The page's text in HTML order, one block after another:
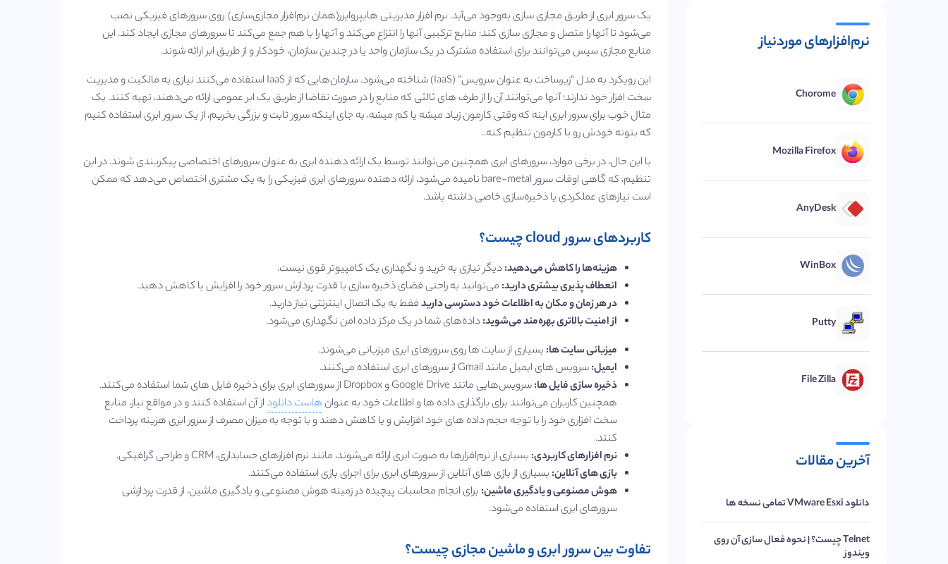
نرم‌افزارهای موردنیاز
Chorome
Mozilla Firefox
AnyDesk
WinBox
Putty
File Zilla
آخرین مقالات
دانلود VMware Esxi تمامی نسخه ها
Telnet چیست؟ | نحوه فعال سازی آن روی
ویندوز
یک سرور ابری از طریق مجازی‌ سازی به‌وجود می‌آید. نرم‌ افزار مدیریتی هایپروایزر(همان نرم‌افزار مجازی‌سازی) روی سرورهای فیزیکی نصب
می‌شود تا آنها را متصل و مجازی‌ سازی کند: منابع ترکیبی آنها را انتزاع می‌کند و آنها را با هم جمع می‌کند تا سرورهای مجازی ایجاد کند. این
منابع مجازی سپس می‌توانند برای استفاده مشترک در یک سازمان واحد یا در چندین سازمان، خودکار و از طریق ابر ارائه شوند.
این رویکرد به مدل “زیرساخت به عنوان سرویس” (IaaS) شناخته می‌شود. سازمان‌هایی که از IaaS استفاده می‌کنند نیازی به مالکیت و مدیریت
سخت‌ افزار خود ندارند؛ آنها می‌توانند آن را از طرف‌ های ثالثی که منابع را در صورت تقاضا از طریق یک ابر عمومی ارائه می‌دهند، تهیه کنند. یک
مثال خوب برای سرور ابری اینه که وقتی کارمون زیاد میشه یا کم میشه، به جای اینکه سرور ثابت و بزرگی بخریم، از یک سرور ابری استفاده کنیم
که بتونه خودش رو با کارمون تنظیم کنه..
با این حال، در برخی موارد، سرورهای ابری همچنین می‌توانند توسط یک ارائه دهنده ابری به عنوان سرورهای اختصاصی پیکربندی شوند. در این
تنظیم، که گاهی اوقات سرور bare-metal نامیده می‌شود، ارائه دهنده سرورهای ابری فیزیکی را به یک مشتری اختصاص می‌دهد که ممکن
است نیازهای عملکردی یا ذخیره‌سازی خاصی داشته باشد.
کاربردهای سرور cloud چیست؟
هزینه‌ها را کاهش می‌دهید:دیگر نیازی به خرید و نگهداری یک کامپیوتر قوی نیست.
انعطاف‌ پذیری بیشتری دارید: می‌توانید به راحتی فضای ذخیره‌ سازی یا قدرت پردازش سرور خود را افزایش یا کاهش دهید.
در هر زمان و مکان به اطلاعات خود دسترسی داریدفقط به یک اتصال اینترنتی نیاز دارید.
از امنیت بالاتری بهره‌مند می‌شوید:داده‌های شما در یک مرکز داده امن نگهداری می‌شود.
میزبانی سایت‌ ها: بسیاری از سایت‌ ها روی سرورهای ابری میزبانی می‌شوند.
ایمیل:سرویس‌ های ایمیل مانند Gmail از سرورهای ابری استفاده می‌کنند.
ذخیره‌ سازی فایل‌ ها:
سرویس‌هایی مانند Google Drive و Dropbox از سرورهای ابری برای ذخیره فایل‌ های شما استفاده می‌کنند.
همچنین کاربران می‌توانند برای بارگذاری داده ها و اطلاعات خود به عنوانهاست دانلوداز آن استفاده کنند و در مواقع نیاز، منابع
سخت افزاری خود را با توجه حجم داده های خود افزایش و یا کاهش دهند و با توجه به میزان مصرف از سرور ابری هزینه پرداخت
کنند.
نرم‌ افزارهای کاربردی: بسیاری از نرم‌افزارها به صورت ابری ارائه می‌شوند، مانند نرم‌ افزارهای حسابداری، CRM و طراحی گرافیکی.
بازی‌ های آنلاین: بسیاری از بازی‌ های آنلاین از سرورهای ابری برای اجرای بازی استفاده می‌کنند.
هوش مصنوعی و یادگیری ماشین: برای انجام محاسبات پیچیده در زمینه هوش مصنوعی و یادگیری ماشین، از قدرت پردازشی
سرورهای ابری استفاده می‌شود.
تفاوت بین سرور ابری و ماشین مجازی چیست؟